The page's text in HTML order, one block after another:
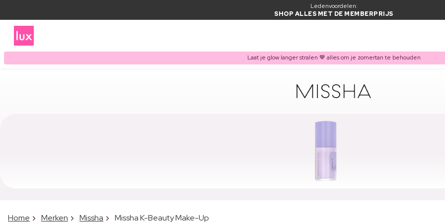
Ledenvoordelen:
SHOP ALLES MET DE MEMBERPRIJS
Laat je glow langer stralen 🤎 alles om je zomertan te behouden
Home Merken Missha Missha K-Beauty Make-Up